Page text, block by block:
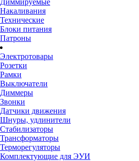
Диммируемые
Накаливания
Технические
Блоки питания
Патроны
Электротовары
Розетки
Рамки
Выключатели
Диммеры
Звонки
Датчики движения
Шнуры, удлинители
Стабилизаторы
Трансформаторы
Терморегуляторы
Комплектующие для ЭУИ